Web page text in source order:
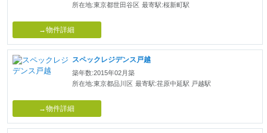
所在地:東京都世田谷区 最寄駅:桜新町駅
→物件詳細
スペックレジデンス戸越
築年数:2015年02月築
所在地:東京都品川区 最寄駅:荏原中延駅 戸越駅
→物件詳細